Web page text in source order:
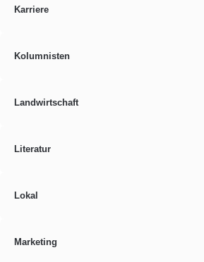
Karriere
Kolumnisten
Landwirtschaft
Literatur
Lokal
Marketing